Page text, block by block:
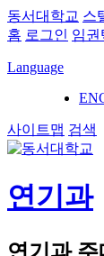
동서대학교 스
홈 로그인 임권
Language
사이트맵 검색
연기과